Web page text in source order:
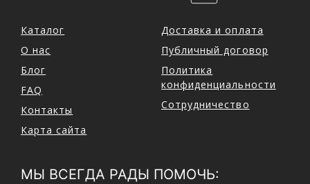
Каталог
О нас
Блог
FAQ
Контакты
Карта сайта
Доставка и оплата
Публичный договор
Политика
конфиденциальности
Сотрудничество
МЫ ВСЕГДА РАДЫ ПОМОЧЬ: